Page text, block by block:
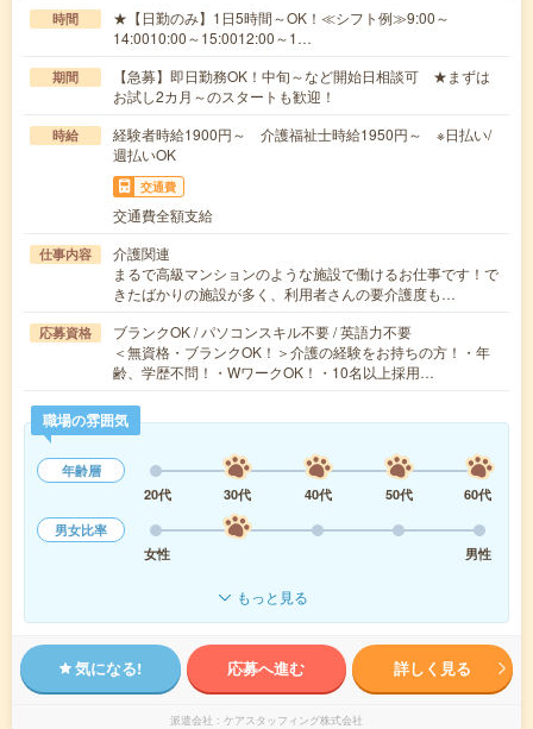
時間
★【日勤のみ】1日5時間～OK！≪シフト例≫9:00～
14:0010:00～15:0012:00～1…
期間
【急募】即日勤務OK！中旬～など開始日相談可 ★まずは
お試し2カ月～のスタートも歓迎！
時給
経験者時給1900円～ 介護福祉士時給1950円～ ※日払い/
週払いOK
交通費
交通費全額支給
仕事内容
介護関連
まるで高級マンションのような施設で働けるお仕事です！で
きたばかりの施設が多く、利用者さんの要介護度も…
応募資格
ブランクOK / パソコンスキル不要 / 英語力不要
＜無資格・ブランクOK！＞介護の経験をお持ちの方！・年
齢、学歴不問！・WワークOK！・10名以上採用…
職場の雰囲気
年齢層
20代
30代 40代 50代
60代
男女比率
女性
男性
もっと見る
気になる! 応募へ進む 詳しく見る
派遣会社 ケアスタッフィング株式会社